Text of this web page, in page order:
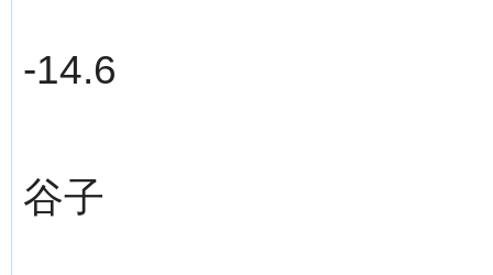
-14.6
谷子